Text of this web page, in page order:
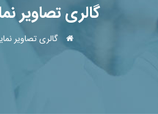
گالری تصاویر
گالری تصاویر